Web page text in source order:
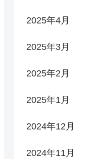
2025年4月
2025年3月
2025年2月
2025年1月
2024年12月
2024年11月